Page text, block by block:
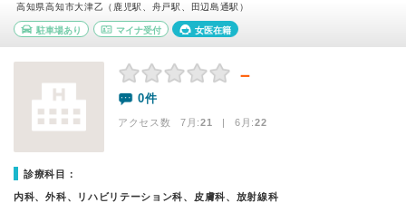
高知県高知市大津乙（鹿児駅、舟戸駅、田辺島通駅）
駐車場あり マイナ受付 女医在籍
－
0件
アクセス数 7月:21 | 6月:22
診療科目：
内科、外科、リハビリテーション科、皮膚科、放射線科